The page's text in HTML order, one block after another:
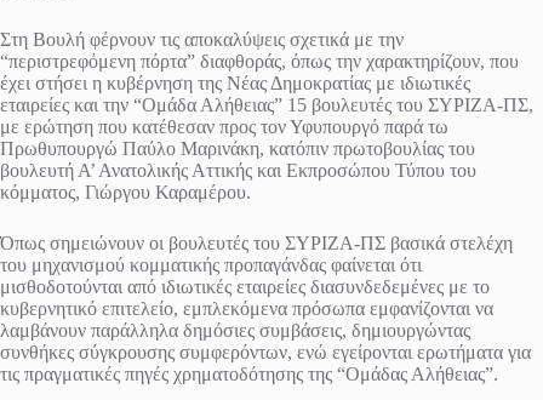
Στη Βουλή φέρνουν τις αποκαλύψεις σχετικά με την
“περιστρεφόμενη πόρτα” διαφθοράς, όπως την χαρακτηρίζουν, που
έχει στήσει η κυβέρνηση της Νέας Δημοκρατίας με ιδιωτικές
εταιρείες και την “Ομάδα Αλήθειας” 15 βουλευτές του ΣΥΡΙΖΑ-ΠΣ,
με ερώτηση που κατέθεσαν προς τον Υφυπουργό παρά τω
Πρωθυπουργώ Παύλο Μαρινάκη, κατόπιν πρωτοβουλίας του
βουλευτή Α’ Ανατολικής Αττικής και Εκπροσώπου Τύπου του
κόμματος, Γιώργου Καραμέρου.
Όπως σημειώνουν οι βουλευτές του ΣΥΡΙΖΑ-ΠΣ βασικά στελέχη
του μηχανισμού κομματικής προπαγάνδας φαίνεται ότι
μισθοδοτούνται από ιδιωτικές εταιρείες διασυνδεδεμένες με το
κυβερνητικό επιτελείο, εμπλεκόμενα πρόσωπα εμφανίζονται να
λαμβάνουν παράλληλα δημόσιες συμβάσεις, δημιουργώντας
συνθήκες σύγκρουσης συμφερόντων, ενώ εγείρονται ερωτήματα για
τις πραγματικές πηγές χρηματοδότησης της “Ομάδας Αλήθειας”.